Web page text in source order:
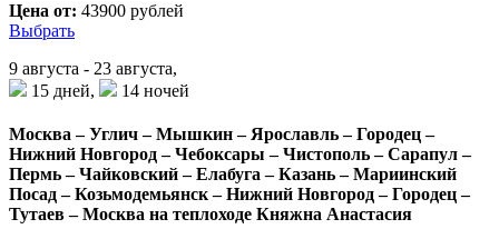
Цена от: 43900 рублей
Выбрать
9 августа - 23 августа,
15 дней,
14 ночей
Москва – Углич – Мышкин – Ярославль – Городец –
Нижний Новгород – Чебоксары – Чистополь – Сарапул –
Пермь – Чайковский – Елабуга – Казань – Мариинский
Посад – Козьмодемьянск – Нижний Новгород – Городец –
Тутаев – Москва на теплоходе Княжна Анастасия